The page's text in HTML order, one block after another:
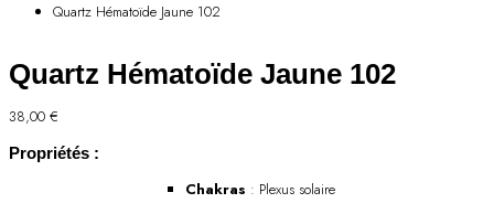
Quartz Hématoïde Jaune 102
Quartz Hématoïde Jaune 102
38,00 €
Propriétés :
Chakras : Plexus solaire